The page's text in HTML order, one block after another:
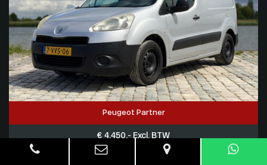
Peugeot Partner
€ 4.450,- Excl. BTW